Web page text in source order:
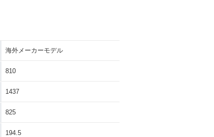
海外メーカーモデル
810
1437
825
194.5